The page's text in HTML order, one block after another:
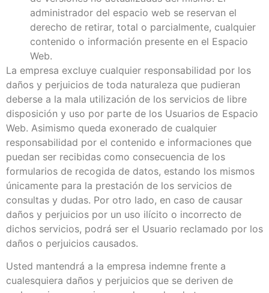
administrador del espacio web se reservan el
derecho de retirar, total o parcialmente, cualquier
contenido o información presente en el Espacio
Web.
La empresa excluye cualquier responsabilidad por los
daños y perjuicios de toda naturaleza que pudieran
deberse a la mala utilización de los servicios de libre
disposición y uso por parte de los Usuarios de Espacio
Web. Asimismo queda exonerado de cualquier
responsabilidad por el contenido e informaciones que
puedan ser recibidas como consecuencia de los
formularios de recogida de datos, estando los mismos
únicamente para la prestación de los servicios de
consultas y dudas. Por otro lado, en caso de causar
daños y perjuicios por un uso ilícito o incorrecto de
dichos servicios, podrá ser el Usuario reclamado por los
daños o perjuicios causados.
Usted mantendrá a la empresa indemne frente a
cualesquiera daños y perjuicios que se deriven de